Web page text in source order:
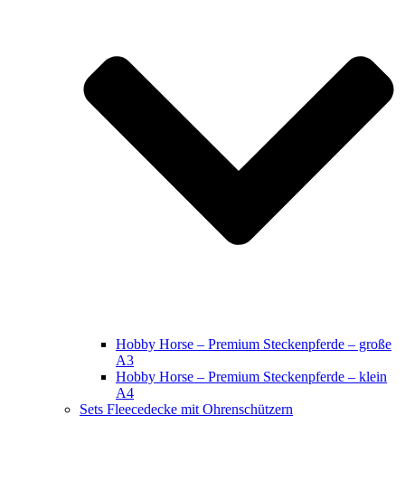
Hobby Horse – Premium Steckenpferde – große
A3
Hobby Horse – Premium Steckenpferde – klein
A4
Sets Fleecedecke mit Ohrenschützern